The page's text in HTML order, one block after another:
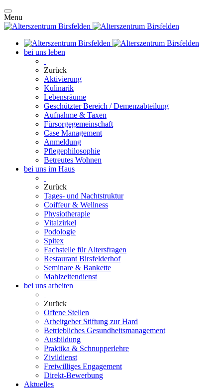
Menu
bei uns leben
Zurück
Aktivierung
Kulinarik
Lebensräume
Geschützter Bereich / Demenzabteilung
Aufnahme & Taxen
Fürsorgegemeinschaft
Case Management
Anmeldung
Pflegephilosophie
Betreutes Wohnen
bei uns im Haus
Zurück
Tages- und Nachtstruktur
Coiffeur & Wellness
Physiotherapie
Vitalzirkel
Podologie
Spitex
Fachstelle für Altersfragen
Restaurant Birsfelderhof
Seminare & Bankette
Mahlzeitendienst
bei uns arbeiten
Zurück
Offene Stellen
Arbeitgeber Stiftung zur Hard
Betriebliches Gesundheitsmanagement
Ausbildung
Praktika & Schnupperlehre
Zivildienst
Freiwilliges Engagement
Direkt-Bewerbung
Aktuelles